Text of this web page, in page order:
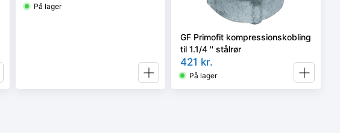
På lager
GF Primofit kompressionskobling
til 1.1/4 '' stålrør
421 kr.
På lager